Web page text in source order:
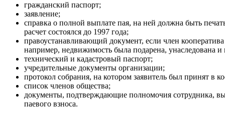
гражданский паспорт;
заявление;
справка о полной выплате пая, на ней должна быть
расчет состоялся до 1997 года;
правоустанавливающий документ, если член
например, недвижимость была подарена, унаследована и
технический и кадастровый паспорт;
учредительные документы организации;
протокол собрания, на котором заявитель был принят в
список членов общества;
документы, подтверждающие полномочия сотрудника,
паевого взноса.